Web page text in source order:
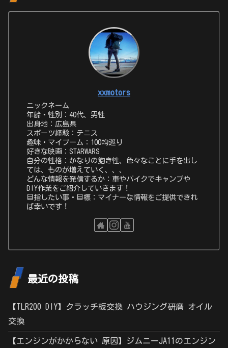
xxmotors
ニックネーム
年齢・性別：40代、男性
出身地：広島県
スポーツ経験：テニス
趣味・マイブーム：100均巡り
好きな映画：STARWARS
自分の性格：かなりの飽き性、色々なことに手を出し
ては、ものが増えていく、、、
どんな情報を発信するか：車やバイクでキャンプや
DIY作業をご紹介していきます！
目指したい事・目標：マイナーな情報をご提供できれ
ば幸いです！
最近の投稿
【TLR200 DIY】クラッチ板交換 ハウジング研磨 オイル
交換
【エンジンがかからない 原因】ジムニーJA11のエンジン